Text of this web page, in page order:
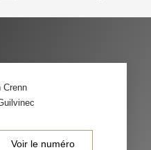
Crenn
Voir le numéro